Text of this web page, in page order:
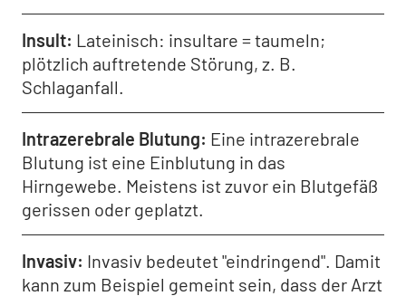
Insult Lateinisch: insultare = taumeln;
plötzlich auftretende Störung, z. B.
Schlaganfall.
Intrazerebrale Blutung Eine intrazerebrale
Blutung ist eine Einblutung in das
Hirngewebe. Meistens ist zuvor ein Blutgefäß
gerissen oder geplatzt.
Invasiv Invasiv bedeutet "eindringend". Damit
kann zum Beispiel gemeint sein, dass der Arzt